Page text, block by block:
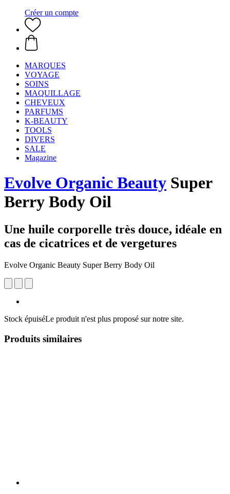
Créer un compte
MARQUES
VOYAGE
SOINS
MAQUILLAGE
CHEVEUX
PARFUMS
K-BEAUTY
TOOLS
DIVERS
SALE
Magazine
Evolve Organic Beauty Super
Berry Body Oil
Une huile corporelle très douce, idéale en
cas de cicatrices et de vergetures
Evolve Organic Beauty Super Berry Body Oil
Stock épuiséLe produit n'est plus proposé sur notre site.
Produits similaires